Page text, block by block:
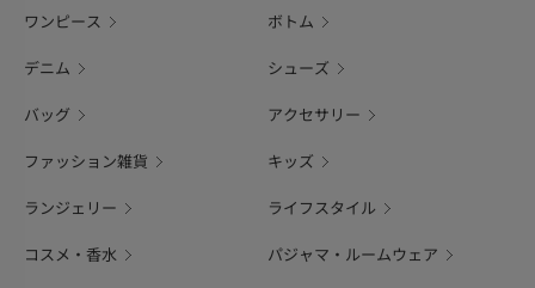
ワンピース ボトム
デニム シューズ
バッグ アクセサリー
ファッション雑貨 キッズ
ランジェリー ライフスタイル
コスメ・香水 パジャマ・ルームウェア